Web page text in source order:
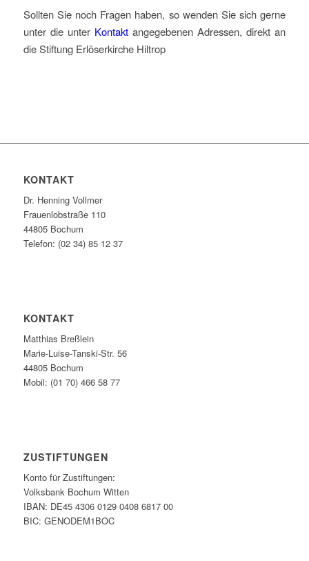
Sollten Sie noch Fragen haben, so wenden Sie sich gerne
unter die unter Kontaktangegebenen Adressen, direkt an
die Stiftung Erlöserkirche Hiltrop
KONTAKT
Dr. Henning Vollmer
Frauenlobstraße 110
44805 Bochum
Telefon: (02 34) 85 12 37
KONTAKT
Matthias Breßlein
Marie-Luise-Tanski-Str. 56
44805 Bochum
Mobil: (01 70) 466 58 77
ZUSTIFTUNGEN
Konto für Zustiftungen:
Volksbank Bochum Witten
IBAN: DE45 4306 0129 0408 6817 00
BIC: GENODEM1BOC